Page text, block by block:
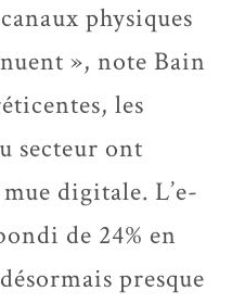
physiques
», note Bain
les
secteur ont
digitale. L’e-
de 24% en
presque